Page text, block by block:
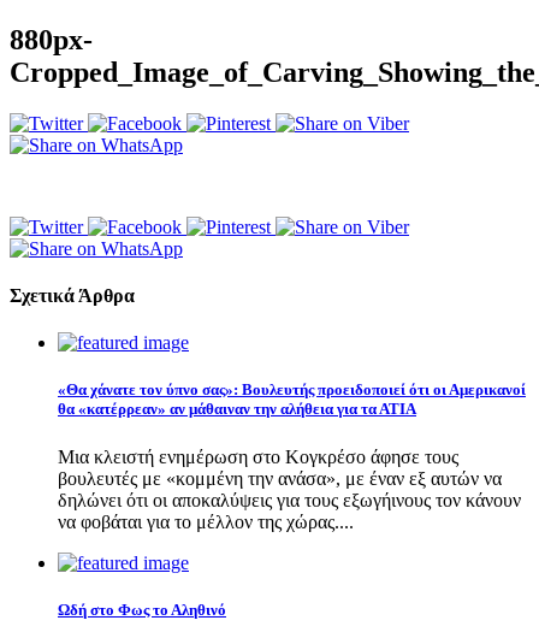
880px-
Σχετικά Άρθρα
«Θα χάνατε τον ύπνο σας»: Βουλευτής προειδοποιεί ότι οι Αμερικανοί
θα «κατέρρεαν» αν μάθαιναν την αλήθεια για τα ΑΤΙΑ
Μια κλειστή ενημέρωση στο Κογκρέσο άφησε τους
βουλευτές με «κομμένη την ανάσα», με έναν εξ αυτών να
δηλώνει ότι οι αποκαλύψεις για τους εξωγήινους τον κάνουν
να φοβάται για το μέλλον της χώρας....
Ωδή στο Φως το Αληθινό